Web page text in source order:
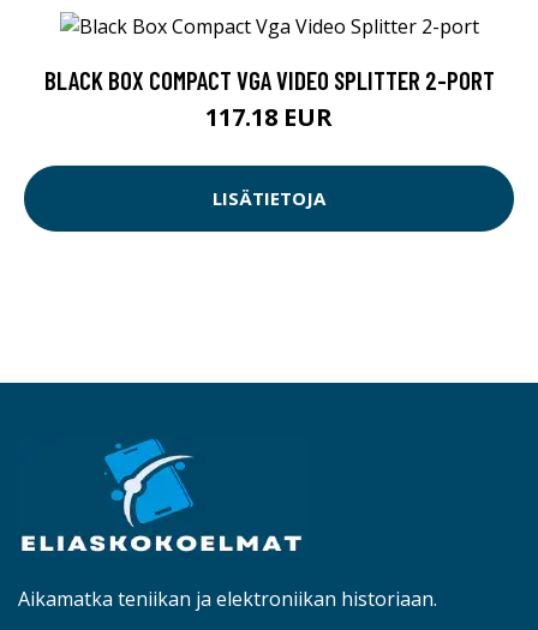
BLACK BOX COMPACT VGA VIDEO SPLITTER 2-PORT
117.18 EUR
LISÄTIETOJA
Aikamatka teniikan ja elektroniikan historiaan.